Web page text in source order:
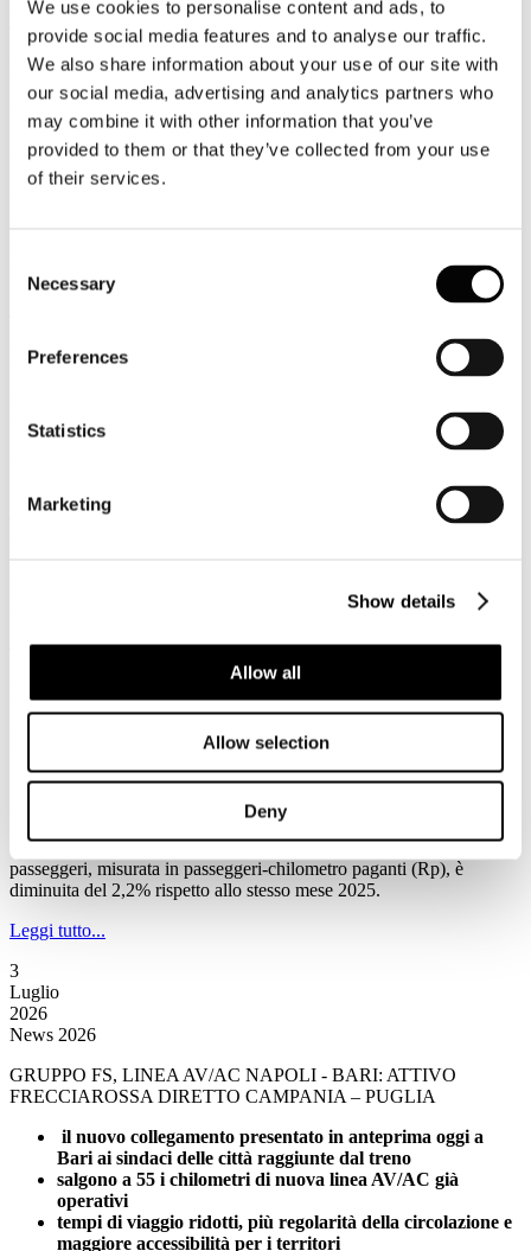
We use cookies to personalise content and ads, to
provide social media features and to analyse our traffic.
We also share information about your use of our site with
our social media, advertising and analytics partners who
may combine it with other information that you’ve
provided to them or that they’ve collected from your use
of their services.
Selection
Necessary
Preferences
Statistics
Marketing
Show details
Allow all
Allow selection
Deny
Leggi tutto...
2026
News 2026
Facile.it/Emg: cala la richiesta di finanziamenti per i viaggi
Luglio
Assocamp: il turismo itinerante un’alternativa sempre più allettante
Il turismo itinerante si consolida come una delle principali alternative
alla ricettività tradizionale. Secondo l’ultima indagine di Assocamp
profili di consumo per la stagione estiva 2026.
Leggi tutto...
Luglio
IATA: a maggio la domanda totale di trasporto aereo passeggeri è
diminuita del 2,2% rispetto allo stesso mese del 2025
Secondo la Iata a maggio la domanda totale di trasporto aereo
passeggeri, misurata in passeggeri-chilometro paganti (Rp), è
diminuita del 2,2% rispetto allo stesso mese 2025.
Leggi tutto...
3
Luglio
2026
News 2026
GRUPPO FS, LINEA AV/AC NAPOLI - BARI: ATTIVO
FRECCIAROSSA DIRETTO CAMPANIA – PUGLIA
il nuovo collegamento presentato in anteprima oggi a
Bari ai sindaci delle città raggiunte dal treno
salgono a 55 i chilometri di nuova linea AV/AC già
operativi
tempi di viaggio ridotti, più regolarità della circolazione e
maggiore accessibilità per i territori